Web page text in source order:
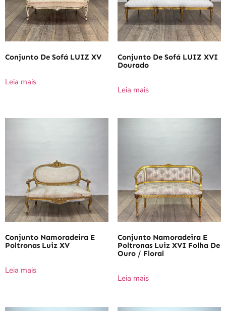
Conjunto De Sofá LUIZ XV
Leia mais
Conjunto De Sofá LUIZ XVI
Dourado
Leia mais
Conjunto Namoradeira E
Poltronas Luiz XV
Leia mais
Conjunto Namoradeira E
Poltronas Luiz XVI Folha De
Ouro / Floral
Leia mais